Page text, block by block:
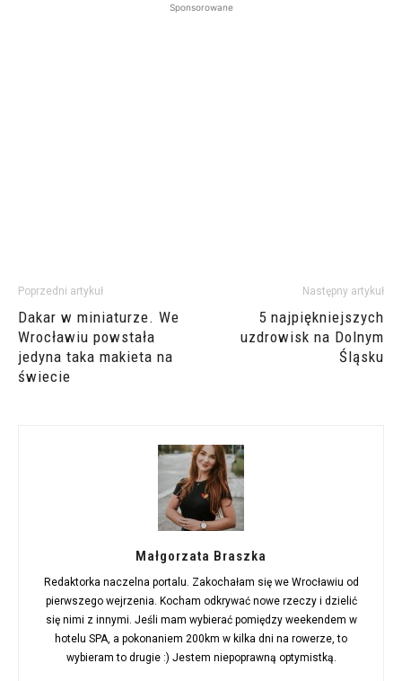
Sponsorowane
Poprzedni artykuł
Dakar w miniaturze. We
Wrocławiu powstała
jedyna taka makieta na
świecie
Następny artykuł
5 najpiękniejszych
uzdrowisk na Dolnym
Śląsku
Małgorzata Braszka
Redaktorka naczelna portalu. Zakochałam się we Wrocławiu od
pierwszego wejrzenia. Kocham odkrywać nowe rzeczy i dzielić
się nimi z innymi. Jeśli mam wybierać pomiędzy weekendem w
hotelu SPA, a pokonaniem 200km w kilka dni na rowerze, to
wybieram to drugie :) Jestem niepoprawną optymistką.